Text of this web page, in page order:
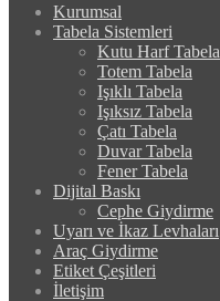
Kurumsal
Tabela Sistemleri
Kutu Harf Tabela
Totem Tabela
Işıklı Tabela
Işıksız Tabela
Çatı Tabela
Duvar Tabela
Fener Tabela
Dijital Baskı
Cephe Giydirme
Uyarı ve İkaz Levhaları
Araç Giydirme
Etiket Çeşitleri
İletişim